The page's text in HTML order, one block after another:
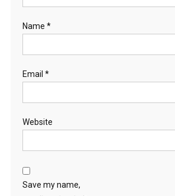
Name *
Email *
Website
Save my name,